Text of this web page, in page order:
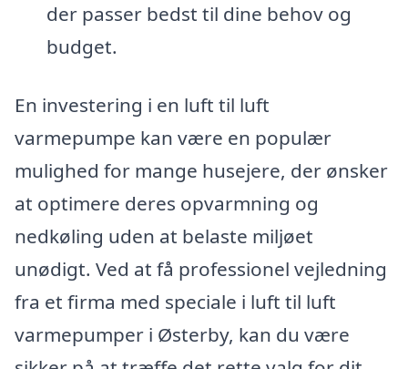
der passer bedst til dine behov og
budget.
En investering i en luft til luft
varmepumpe kan være en populær
mulighed for mange husejere, der ønsker
at optimere deres opvarmning og
nedkøling uden at belaste miljøet
unødigt. Ved at få professionel vejledning
fra et firma med speciale i luft til luft
varmepumper i Østerby, kan du være